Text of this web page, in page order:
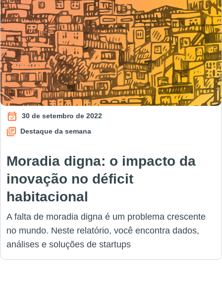
30 de setembro de 2022
Destaque da semana
Moradia digna: o impacto da
inovação no déficit
habitacional
A falta de moradia digna é um problema crescente
no mundo. Neste relatório, você encontra dados,
análises e soluções de startups